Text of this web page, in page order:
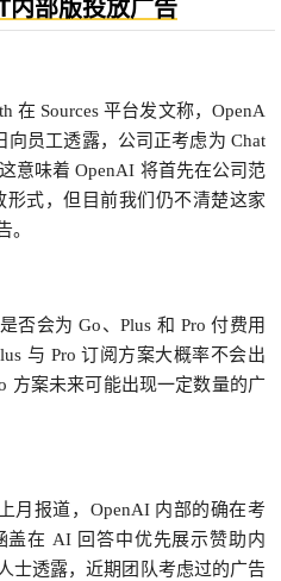
部版投放广告
在 Sources 平台发文称，OpenA
向员工透露，公司正考虑为 Chat
意味着 OpenAI 将首先在公司范
形式，但目前我们仍不清楚这家
。
否会为 Go、Plus 和 Pro 付费用
与 Pro 订阅方案大概率不会出
方案未来可能出现一定数量的广
月报道，OpenAI 内部的确在考
盖在 AI 回答中优先展示赞助内
士透露，近期团队考虑过的广告